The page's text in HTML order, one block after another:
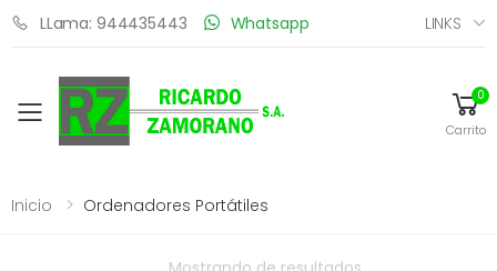
LLama: 944435443 Whatsapp LINKS
Toggle mobile menu
0
Carrito
Inicio Ordenadores Portátiles